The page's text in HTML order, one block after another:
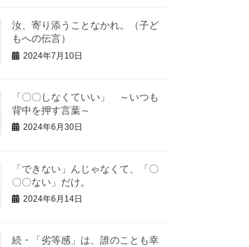
汝、寄り添うことなかれ。（子ど
もへの伝言）
2024年7月10日
「〇〇しなくていい」 ～いつも
背中を押す言葉～
2024年6月30日
「できない」んじゃなくて、「〇
〇〇ない」だけ。
2024年6月14日
続・「劣等感」は、誰のことも幸